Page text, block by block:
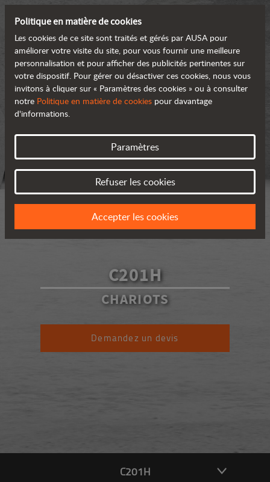
C201H
CHARIOTS
Demandez un devis
C201H
Politique en matière de cookies
Les cookies de ce site sont traités et gérés par AUSA pour
améliorer votre visite du site, pour vous fournir une meilleure
personnalisation et pour afficher des publicités pertinentes sur
votre dispositif. Pour gérer ou désactiver ces cookies, nous vous
invitons à cliquer sur « Paramètres des cookies » ou à consulter
notre Politique en matière de cookies pour davantage
d'informations.
Paramètres
Refuser les cookies
Accepter les cookies